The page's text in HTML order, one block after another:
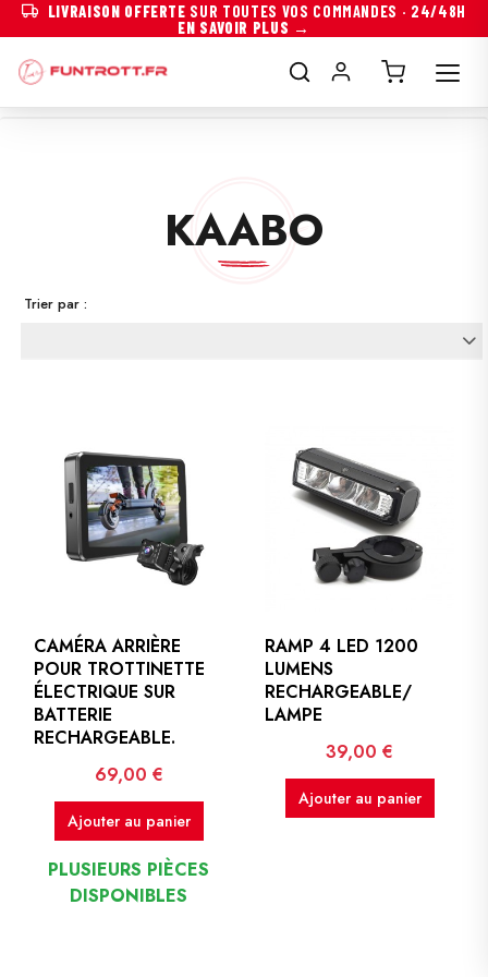
LIVRAISON OFFERTE SUR TOUTES VOS COMMANDES · 24/48H
EN SAVOIR PLUS →
KAABO
Trier par :
CAMÉRA ARRIÈRE
POUR TROTTINETTE
ÉLECTRIQUE SUR
BATTERIE
RECHARGEABLE.
Prix
69,00 €
Ajouter au panier
PLUSIEURS PIÈCES
DISPONIBLES
RAMP 4 LED 1200
LUMENS
RECHARGEABLE/
LAMPE
Prix
39,00 €
Ajouter au panier